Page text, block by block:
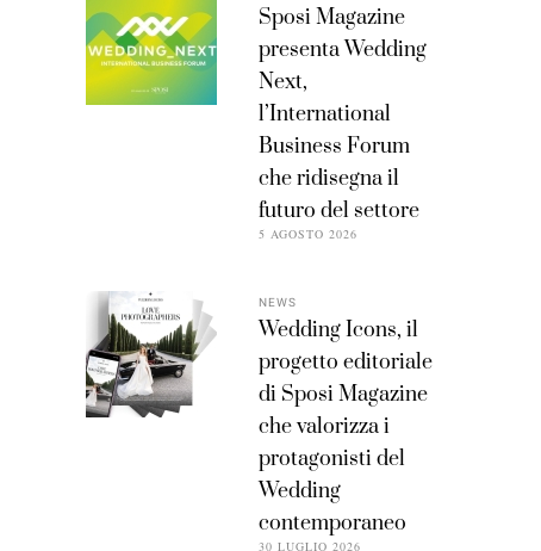
Sposi Magazine
presenta Wedding
Next,
l’International
Business Forum
che ridisegna il
futuro del settore
5 AGOSTO 2026
NEWS
Wedding Icons, il
progetto editoriale
di Sposi Magazine
che valorizza i
protagonisti del
Wedding
contemporaneo
30 LUGLIO 2026